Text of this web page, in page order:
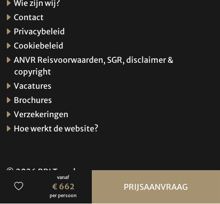
vanaf
€ 662
per persoon
PRIJSAANVRAAG
Wie zijn wij?
Contact
Privacybeleid
Cookiebeleid
ANVR Reisvoorwaarden, SGR, disclaimer &
copyright
Vacatures
Brochures
Verzekeringen
Hoe werkt de website?
© 2026 BBI Travel
Privacybeleid